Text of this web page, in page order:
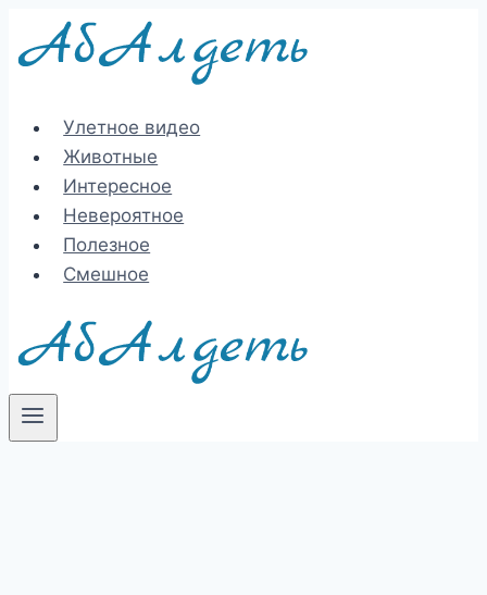
Перейти
Улетное видео
Животные
Интересное
Невероятное
Полезное
Смешное